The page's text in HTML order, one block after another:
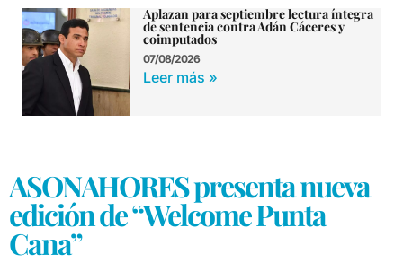
Aplazan para septiembre lectura íntegra
de sentencia contra Adán Cáceres y
coimputados
07/08/2026
Leer más »
ASONAHORES presenta nueva
edición de “Welcome Punta
Cana”